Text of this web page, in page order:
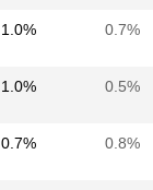
1.0% 0.7%
1.0% 0.5%
0.7% 0.8%